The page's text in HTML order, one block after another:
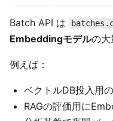
Batch API は
Embeddingモデルの大
例えば：
ベクトルDB投入用
RAGの評価用に